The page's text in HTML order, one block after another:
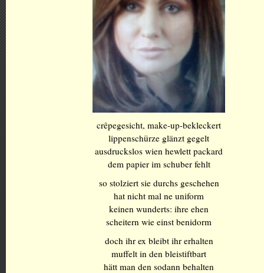
crêpegesicht, make-up-bekleckert
lippenschürze glänzt gegelt
ausdruckslos wien hewlett packard
dem papier im schuber fehlt
so stolziert sie durchs geschehen
hat nicht mal ne uniform
keinen wunderts: ihre ehen
scheitern wie einst benidorm
doch ihr ex bleibt ihr erhalten
muffelt in den bleistiftbart
hätt man den sodann behalten